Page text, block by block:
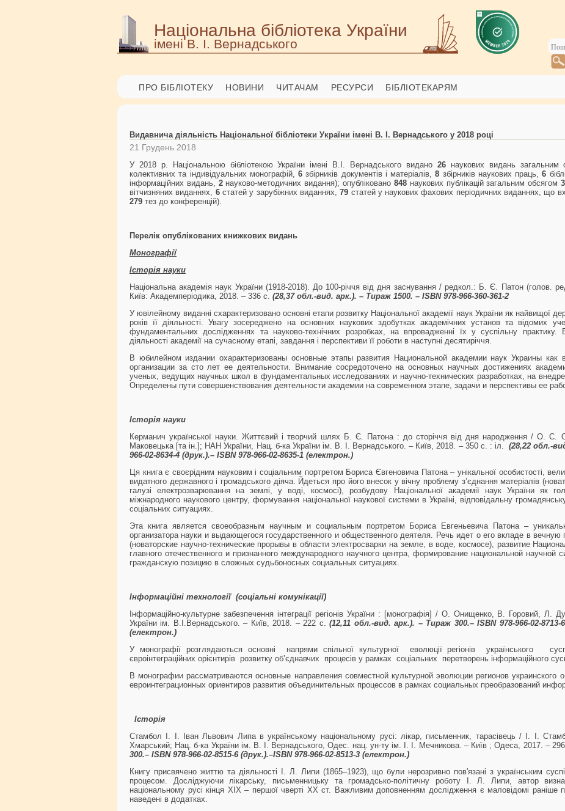
Національна бібліотека України
імені В. І. Вернадського
ПРО БІБЛІОТЕКУ НОВИНИ ЧИТАЧАМ РЕСУРСИ БІБЛІОТЕКАРЯМ
Видавнича діяльність Національної бібліотеки України імені В. І. Вернадського у 2018 році
21 Грудень 2018
У 2018 р. Національною бібліотекою України імені В.І. Вернадського видано 26 наукових видань
колективних та індивідуальних монографій, 6збірників документів і матеріалів,8 збірників наукових праць,6
інформаційних видань, 2науково-методичних видання); опубліковано 848 наукових публікацій загальним обсягом
вітчизняних виданнях, 6статей у зарубіжних виданнях,79 статей у наукових фахових періодичних виданнях, що
279 тез до конференцій).
Перелік опублікованих книжкових видань
Монографії
Історія науки
Національна академія наук України (1918-2018). До 100-річчя від дня заснування / редкол.: Б. Є. Патон (голов.
Київ: Академперіодика, 2018. – 336 с. (28,37 обл.-вид. арк.). – Тираж 1500. – ISBN 978-966-360-361-2
У ювілейному виданні схарактеризовано основні етапи розвитку Національної академії наук України як найвищої
років її діяльності. Увагу зосереджено на основних наукових здобутках академічних установ та відомих
фундаментальних дослідженнях та науково-технічних розробках, на впровадженні їх у суспільну
діяльності академії на сучасному етапі, завдання і перспективи її роботи в наступні десятиріччя.
В юбилейном издании охарактеризованы основные этапы развития Национальной академии наук Украины как
организации за сто лет ее деятельности. Внимание сосредоточено на основных научных достижениях
ученых, ведущих научных школ в фундаментальных исследованиях и научно-технических разработках, на
Определены пути совершенствования деятельности академии на современном этапе, задачи и перспективы ее
Історія науки
Керманич української науки. Життєвий і творчий шлях Б. Є. Патона : до сторіччя від дня народження / О.
Маковецька [та ін.]; НАН України, Нац. б-ка України ім. В. І. Вернадського. – Київ, 2018. – 350 с. : іл.(28,22 обл.-
966-02-8634-4 (друк.).– ISBN 978-966-02-8635-1 (електрон.)
Ця книга є своєрідним науковим і соціальним портретом Бориса Євгеновича Патона – унікальної особистості,
видатного державного і громадського діяча. Йдеться про його внесок у вічну проблему з’єднання матеріалів
галузі електрозварювання на землі, у воді, космосі), розбудову Національної академії наук України як
міжнародного наукового центру, формування національної наукової системи в Україні, відповідальну
соціальних ситуациях.
Эта книга является своеобразным научным и социальным портретом Бориса Евгеньевича Патона –
организатора науки и выдающегося государственного и общественного деятеля. Речь идет о его вкладе в
(новаторские научно-технические прорывы в области электросварки на земле, в воде, космосе), развитие
главного отечественного и признанного международного научного центра, формирование национальной научной
гражданскую позицию в сложных судьбоносных социальных ситуациях.
Інформаційні технології (соціальні комунікації)
Інформаційно-культурне забезпечення інтеграції регіонів України : [монографія] / О. Онищенко, В. Горовий, Л.
України ім. В.І.Вернадського. – Київ, 2018. – 222 с.(12,11 обл.-вид. арк.). – Тираж 300.– ISBN 978-966-02-8713-
(електрон.)
У монографії розглядаються основні напрями спільної культурної еволюції регіонів українського
євроінтеграційних орієнтирів розвитку об’єднавчих процесів у рамках соціальних перетворень інформаційного
В монографии рассматриваются основные направления совместной культурной эволюции регионов украинского
евроинтеграционных ориентиров развития объединительных процессов в рамках социальных преобразований
Історія
Стамбол І. І. Іван Львович Липа в українському національному русі: лікар, письменник, тарасівець / І. І.
Хмарський; Нац. б-ка України ім. В. І. Вернадського, Одес. нац. ун-ту ім. І. І. Мечникова. – Київ ; Одеса, 2017. –
300.– ISBN 978-966-02-8515-6 (друк.).–ISBN 978-966-02-8513-3 (електрон.)
Книгу присвячено життю та діяльності І. Л. Липи (1865–1923), що були нерозривно пов'язані з українським
процесом. Досліджуючи лікарську, письменницьку та громадсько-політичну роботу І. Л. Липи, автор
національному русі кінця ХІХ – першої чверті ХХ ст. Важливим доповненням дослідження є маловідомі раніше
наведені в додатках.